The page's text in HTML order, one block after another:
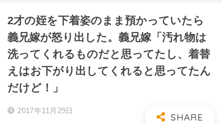
2才の姪を下着姿のまま預かっていたら
義兄嫁が怒り出した。義兄嫁「汚れ物は
洗ってくれるものだと思ってたし、着替
えはお下がり出してくれると思ってたん
だけど！」
2017年11月29日